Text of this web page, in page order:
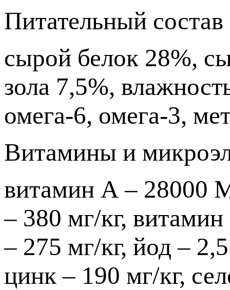
Питательный состав
сырой белок 28%,
зола 7,5%,
омега-6, омега-3,
Витамины и
витамин А – 28000
– 380 мг/кг,
– 275 мг/кг, йод –
цинк – 190 мг/кг,